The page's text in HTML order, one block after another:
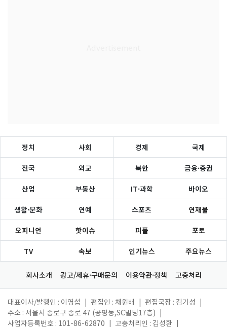
정치 사회 경제 국제
전국 외교 북한 금융·증권
산업 부동산 IT·과학 바이오
생활·문화 연예 스포츠 연재물
오피니언 핫이슈 피플 포토
TV 속보 인기뉴스 주요뉴스
회사소개 광고/제휴·구매문의 이용약관·정책 고충처리
대표이사/발행인 : 이영섭 편집인 : 채원배 편집국장 : 김기성
주소 : 서울시 종로구 종로 47 (공평동,SC빌딩17층)
사업자등록번호 : 101-86-62870
고충처리인 : 김성환